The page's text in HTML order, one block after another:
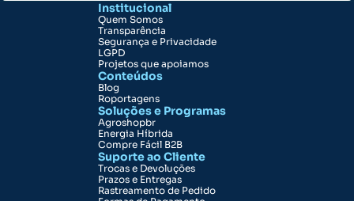
Institucional
Quem Somos
Transparência
Segurança e Privacidade
LGPD
Projetos que apoiamos
Conteúdos
Blog
Roportagens
Soluções e Programas
Agroshopbr
Energia Híbrida
Compre Fácil B2B
Suporte ao Cliente
Trocas e Devoluções
Prazos e Entregas
Rastreamento de Pedido